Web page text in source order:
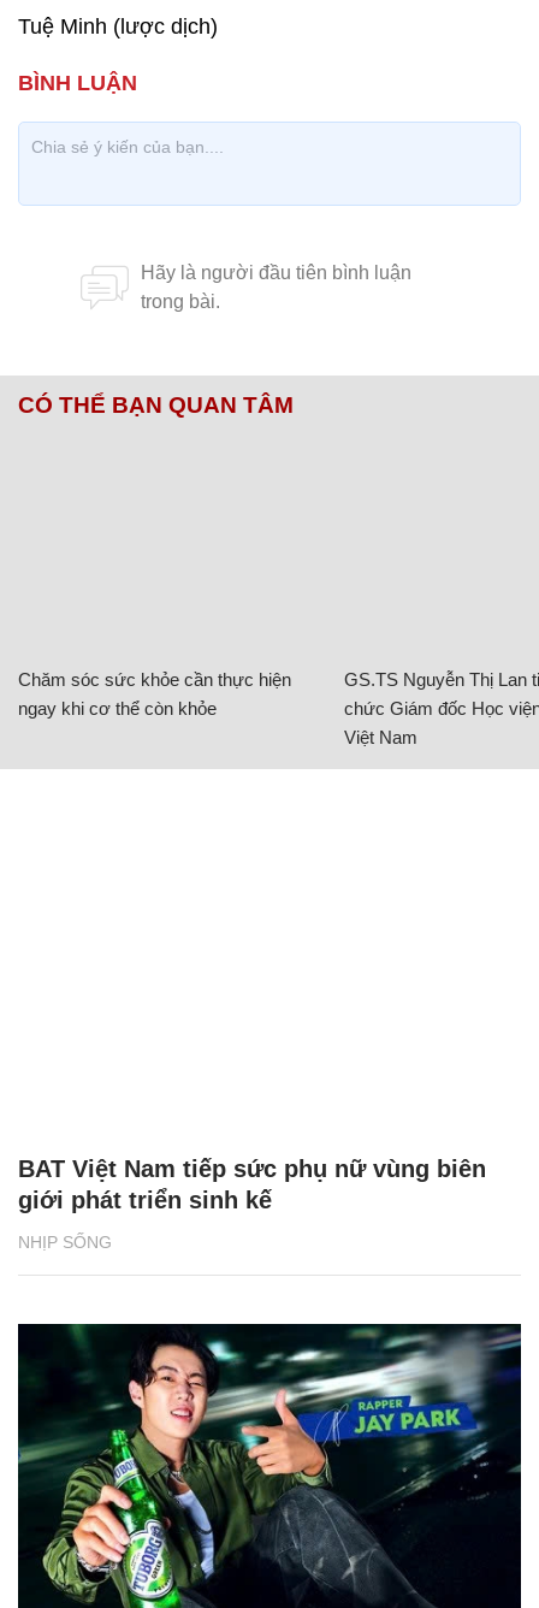
Tuệ Minh (lược dịch)
CÓ THỂ BẠN QUAN TÂM
Chăm sóc sức khỏe cần thực hiện
ngay khi cơ thể còn khỏe
GS.TS Nguyễn Thị Lan
chức Giám đốc Học
Việt Nam
NHỊP SỐNG
BAT Việt Nam tiếp sức phụ nữ vùng biên
giới phát triển sinh kế